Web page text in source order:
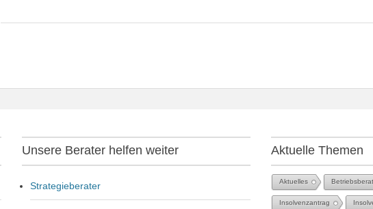
Unsere Berater helfen weiter
Strategieberater
Aktuelle Themen
Aktuelles
Insolvenzantrag